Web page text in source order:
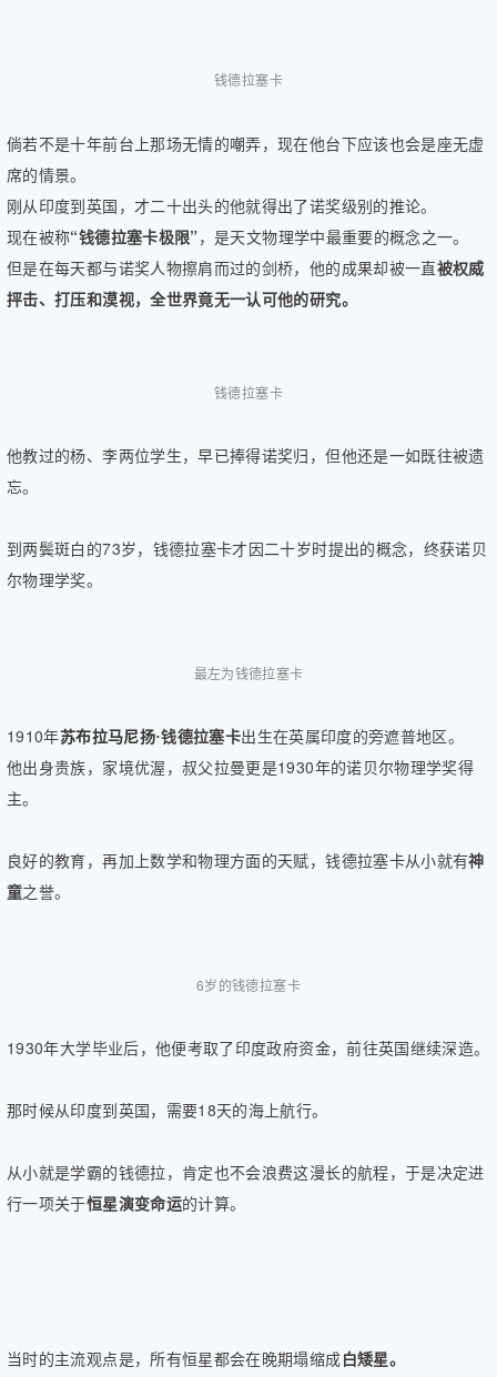
流
言
奇
答
图
﹥
钱德拉塞卡
倘若不是十年前台上那场无情的嘲弄，现在他台下应该也会是座无虚
席的情景。
刚从印度到英国，才二十出头的他就得出了诺奖级别的推论。
现在被称“钱德拉塞卡极限”，是天文物理学中最重要的概念之一。
但是在每天都与诺奖人物擦肩而过的剑桥，他的成果却被一直被权威
抨击、打压和漠视，全世界竟无一认可他的研究。
钱德拉塞卡
他教过的杨、李两位学生，早已捧得诺奖归，但他还是一如既往被遗
忘。
到两鬓斑白的73岁，钱德拉塞卡才因二十岁时提出的概念，终获诺贝
尔物理学奖。
最左为钱德拉塞卡
1910年苏布拉马尼扬·钱德拉塞卡出生在英属印度的旁遮普地区。
他出身贵族，家境优渥，叔父拉曼更是1930年的诺贝尔物理学奖得
主。
良好的教育，再加上数学和物理方面的天赋，钱德拉塞卡从小就有神
童之誉。
6岁的钱德拉塞卡
1930年大学毕业后，他便考取了印度政府资金，前往英国继续深造。
那时候从印度到英国，需要18天的海上航行。
从小就是学霸的钱德拉，肯定也不会浪费这漫长的航程，于是决定进
行一项关于恒星演变命运的计算。
当时的主流观点是，所有恒星都会在晚期塌缩成白矮星。